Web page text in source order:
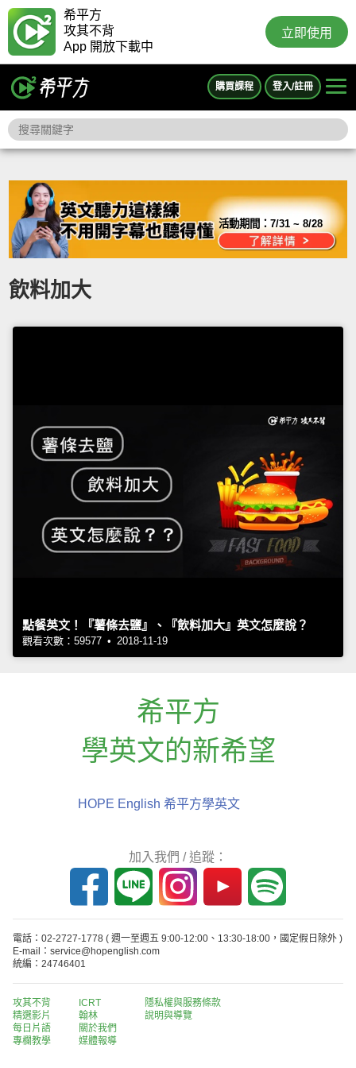
希平方
攻其不背
App 開放下載中
立即使用
購買課程 登入/註冊
活動期間：7/31 ~ 8/28
飲料加大
點餐英文！『薯條去鹽』、『飲料加大』英文怎麼說？
觀看次數：59577 • 2018-11-19
希平方
學英文的新希望
HOPE English 希平方學英文
加入我們 / 追蹤：
電話：02-2727-1778 ( 週一至週五 9:00-12:00、13:30-18:00，國定假日除外 )
E-mail：service@hopenglish.com
統編：24746401
攻其不背
精選影片
每日片語
專欄教學
ICRT
翰林
關於我們
媒體報導
隱私權與服務條款
說明與導覽